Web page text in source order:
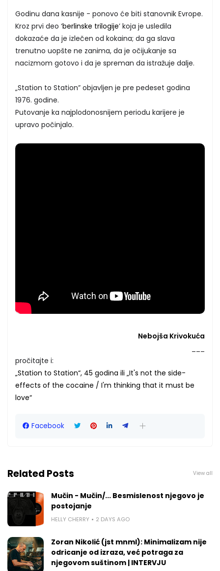
Godinu dana kasnije - ponovo će biti stanovnik Evrope.
Kroz prvi deo ‘berlinske trilogije’ koja je usledila
dokazaće da je izlečen od kokaina; da ga slava
trenutno uopšte ne zanima, da je očijukanje sa
nacizmom gotovo i da je spreman da istražuje dalje.
„Station to Station” objavljen je pre pedeset godina
1976. godine.
Putovanje ka najplodonosnijem periodu karijere je
upravo počinjalo.
Nebojša Krivokuća
pročitajte i:
„Station to Station“, 45 godina ili „It's not the side-
effects of the cocaine / I'm thinking that it must be
love“
Facebook
Related Posts View all
Mučin - Mučin/... Besmislenost njegovo je
postojanje
HELLY CHERRY 2 DAYS AGO
Zoran Nikolić (jst mnml): Minimalizam nije
odricanje od izraza, već potraga za
njegovom suštinom | INTERVJU